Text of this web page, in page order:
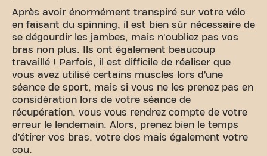
Après avoir énormément transpiré sur votre vélo
en faisant du spinning, il est bien sûr nécessaire de
se dégourdir les jambes, mais n'oubliez pas vos
bras non plus. Ils ont également beaucoup
travaillé ! Parfois, il est difficile de réaliser que
vous avez utilisé certains muscles lors d’une
séance de sport, mais si vous ne les prenez pas en
considération lors de votre séance de
récupération, vous vous rendrez compte de votre
erreur le lendemain. Alors, prenez bien le temps
d’étirer vos bras, votre dos mais également votre
cou.